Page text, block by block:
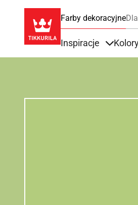
Farby dekoracyjne
Inspiracje